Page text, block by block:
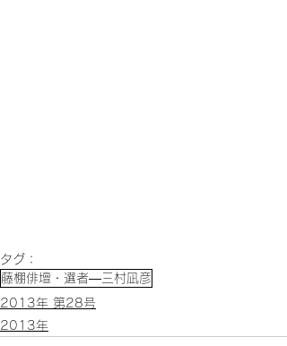
タグ：
藤棚俳壇・選者―三村凪彦
2013年 第28号
2013年